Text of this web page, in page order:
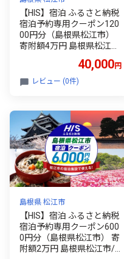
【HIS】宿泊 ふるさと納税
宿泊予約専用クーポン120
00円分（島根県松江市）
寄附額4万円 島根県松江
イ・エス [ALHT004]｜人気
おすすめ HIS 旅行 旅 券 宿
レゼント 贈り物 贈答 宿泊
クーポン 島根 松江 山陰 予
約 宿泊予約 国内旅行 トラ
ベル 旅行券 ペア 家族旅行
温泉 絶景 風景 癒し
40,000円
レビュー (0件)
島根県 松江市
【HIS】宿泊 ふるさと納税
宿泊予約専用クーポン600
0円分（島根県松江市） 寄
附額2万円 島根県松江市/